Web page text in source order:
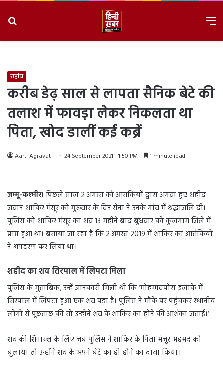
राष्ट्रीय
करीब डेढ़ साल से लापता सैनिक बेटे की
तलाश में फावड़ा लेकर निकलता था
पिता, खोद डालीं कई कब्रें
Aarti Agravat 24 September 2021 - 1:50 PM 1 minute read
जम्मू-कश्मीर। पिछले साल 2 अगस्त को आतंकियों द्वारा अगवा हुए शहीद
जवान शाकिर मंसूर को गुरूवार के दिन सेना ने उनके गांव में श्रद्धांजलि दी।
पुलिस को शाकिर मंसूर का शव 13 महीने बाद बुधवार को कुलगाम जिले में
प्राप्त हुआ था। बताया जा रहा है कि 2 अगस्त 2019 में शाकिर का आतंकियों
ने अपहरण कर लिया था।
शहीद का शव तिरपाल में लिपटा मिला
पुलिस के मुताबिक, उन्हें जानकारी मिली थी कि ‘मोहम्मदपोरा इलाके में
तिरपाल में लिपटा हुआ एक शव पड़ा है। पुलिस ने मौके पर पहुंचकर स्थानीय
लोगों से पूछताछ की तो उन्होंने शव के शाकिर का होने की आशंका जताई।‘
शव की शिनाख्त के लिए जब पुलिस ने शाकिर के पिता मंजूर अहमद को
बुलाया तो उन्होंने शव के अपने बेटे का ही होने का दावा किया।